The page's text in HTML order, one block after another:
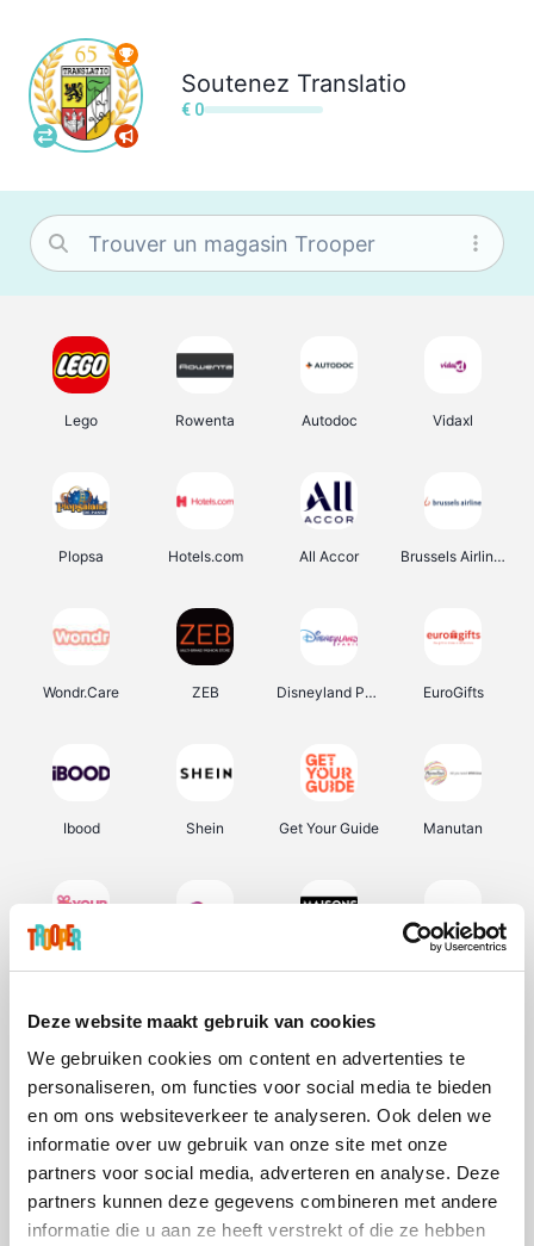
Deze website maakt gebruik van cookies
We gebruiken cookies om content en advertenties te
personaliseren, om functies voor social media te bieden
en om ons websiteverkeer te analyseren. Ook delen we
informatie over uw gebruik van onze site met onze
partners voor social media, adverteren en analyse. Deze
partners kunnen deze gegevens combineren met andere
informatie die u aan ze heeft verstrekt of die ze hebben
Soutenez Translatio
€ 0
Lego Rowenta Autodoc Vidaxl
Plopsa Hotels.com All Accor Brussels Airlines
Wondr.Care ZEB Disneyland Paris EuroGifts
Ibood Shein Get Your Guide Manutan
Weekendesk Sarenza Schiesser Interhome